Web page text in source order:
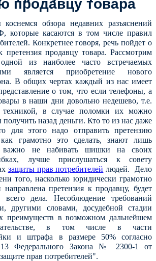
продавцу товара
обзора недавних разъяснений
которые касаются в том числе правил
Конкретнее говоря, речь пойдет о
претензия продавцу товара. Рассмотрим
из наиболее часто встречаемых
является приобретение нового
В общих чертах каждый из нас имеет
о том, что если телефоны, а
в наши дни довольно недешево, т.е.
техникой, в случае поломки их можно
назад деньги. Кто то из нас даже
для этого надо отправить претензию
грамотно это сделать, знают лишь
не набивать шишки на своих
лучше прислушаться к совету
защиты прав потребителей людей. Дело
того, насколько юридически грамотно
направлена претензия к продавцу, будет
всего дела. Несоблюдение требований
другими словами, досудебной стадии
преимуществ в возможном дальнейшем
в том числе в части
иштрафа в размере 50% согласно
13Федерального Закона № 2300-1 от
прав потребителей".